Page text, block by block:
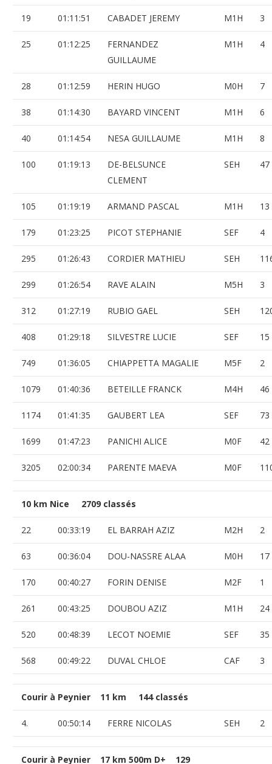
19 01:11:51 CABADET JEREMY M1H 3
25 01:12:25
FERNANDEZ
GUILLAUME
M1H 4
28 01:12:59 HERIN HUGO M0H 7
38 01:14:30 BAYARD VINCENT M1H 6
40 01:14:54 NESA GUILLAUME M1H 8
100 01:19:13
DE-BELSUNCE
CLEMENT
SEH 47
105 01:19:19 ARMAND PASCAL M1H 13
179 01:23:25 PICOT STEPHANIE SEF 4
295 01:26:43 CORDIER MATHIEU SEH
299 01:26:54 RAVE ALAIN M5H 3
312 01:27:19 RUBIO GAEL SEH
408 01:29:18 SILVESTRE LUCIE SEF 15
749 01:36:05 CHIAPPETTA MAGALIE M5F 2
1079 01:40:36 BETEILLE FRANCK M4H 46
1174 01:41:35 GAUBERT LEA SEF 73
1699 01:47:23 PANICHI ALICE M0F 42
3205 02:00:34 PARENTE MAEVA M0F
10 km Nice 2709 classés
22 00:33:19 EL BARRAH AZIZ M2H 2
63 00:36:04 DOU-NASSRE ALAA M0H 17
170 00:40:27 FORIN DENISE M2F 1
261 00:43:25 DOUBOU AZIZ M1H 24
520 00:48:39 LECOT NOEMIE SEF 35
568 00:49:22 DUVAL CHLOE CAF 3
Courir à Peynier 11 km 144 classés
4. 00:50:14 FERRE NICOLAS SEH 2
Courir à Peynier 17 km 500m D+ 129